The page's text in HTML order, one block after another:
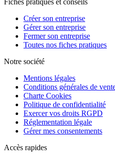
Créer son entreprise
Gérer son entreprise
Fermer son entreprise
Toutes nos fiches pratiques
Notre société
Mentions légales
Conditions générales de
Charte Cookies
Politique de confidentialité
Exercer vos droits RGPD
Réglementation légale
Gérer mes consentements
Accès rapides